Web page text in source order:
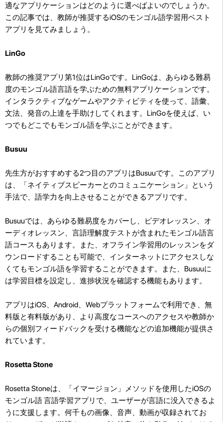
適なアプリケーションはどのように選べばよいのでしょうか。
この記事では、教師が推奨するiOSのモンゴル語学習用ベスト
アプリを見てみましょう。
LinGo
教師の推奨アプリ第1位はLinGoです。LinGoは、あらゆる難易
度のモンゴル語言語を学ぶための無料アプリケーションです。
インタラクティブなゲームやアクティビティを使って、語彙、
文法、発音の上達を手助けしてくれます。LinGoを使えば、い
つでもどこでもモンゴル語を学ぶことができます。
Busuu
先生方がおすすめする2つ目のアプリはBusuuです。このアプリ
は、「ネイティブスピーカーとのコミュニケーション」という
手法で、語学力を向上させることができるアプリです。
Busuuでは、あらゆる難易度をカバーし、ビデオレッスン、オ
ーディオレッスン、言語理解度テストが含まれたモンゴル語言
語コースもあります。また、オフライン学習用のレッスンをダ
ウンロードすることも可能で、インターネットにアクセスしな
くてもモンゴル語を学習することができます。また、Busuuに
は学習目標を設定し、進捗状況を確認する機能もあります。
アプリはiOS、Android、Webプラットフォームで利用でき、無
料版と有料版があり、より高度なコースへのアクセスや教師か
らの個別フィードバックを受ける機能などの追加機能が提供さ
れています。
Rosetta Stone
Rosetta Stoneは、「イマージョン」メソッドを使用したiOSの
モンゴル語 言語学習アプリで、ユーザーが言語に没入できるよ
うに支援します。何千もの画像、音声、動画が収録されてお